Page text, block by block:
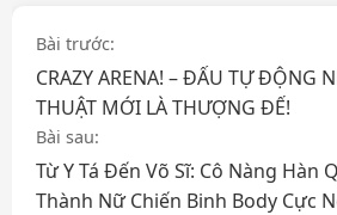
Điều
hướng
bài
viết
Bài trước:
CRAZY ARENA! – ĐẤU TỰ ĐỘNG
THUẬT MỚI LÀ THƯỢNG ĐẾ!
Bài sau:
Từ Y Tá Đến Võ Sĩ: Cô Nàng Hàn
Thành Nữ Chiến Binh Body Cực